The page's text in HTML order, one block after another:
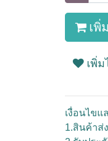
เพิ่
เพิ่
เงื่อนไข
1.สินค้าส่